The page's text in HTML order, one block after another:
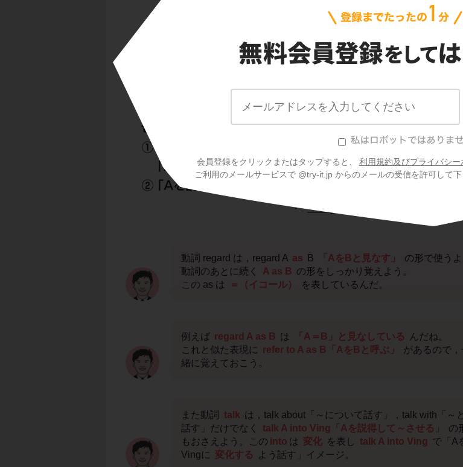
会員登録をクリックまたはタップすると、 利用規約及びプライバシー
ご利用のメールサービスで @try-it.jp からのメールの受信を許可して
(2)は，talked Jack ＿＿＿ attending the meeting「ジャックを説得
きたい動詞なんだ。
次のポイントをもとに解説しよう。
動詞 regard は，regard A as B 「AをBと見なす」
の形で使うよ
動詞のあとに続く
A as B の形をしっかり覚えよう。
この as は
＝（イコール） を表しているんだ。
例えば regard A as B は 「A＝B」と見なしている
んだね。
これと似た表現に
refer to A as B「AをBと呼ぶ」
があるので，
緒に覚えておこう。
また動詞 talk は，talk about「～について話す」，talk with「～と
話す」だけでなく
talk A into Ving「Aを説得して～させる」
の
もおさえよう。この into は 変化 を表し talk A into Ving で「A
Vingに
変化する よう話す」イメージ。